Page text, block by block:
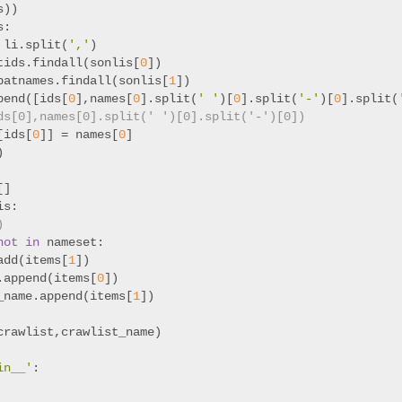
',' )
0])
1])
0],names[ 0].split( ' ' )[ 0].split( '-' )[ 0].split(
')[0].split('-')[0])
0]] = names[ 0]
in nameset:
1])
0])
1])
: